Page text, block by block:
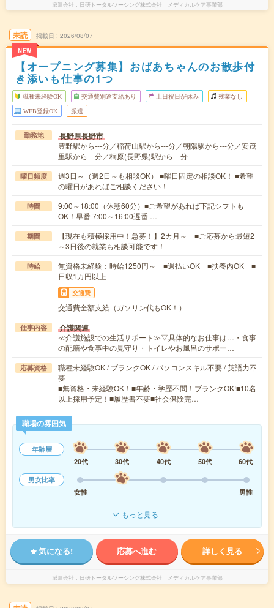
派遣会社 日研トータルソーシング株式会社 メディカルケア事業部
未読
NEW
掲載日 2026/08/07
【オープニング募集】おばあちゃんのお散歩付
き添いも仕事の1つ
職種未経験OK 交通費別途支給あり 土日祝日が休み 残業なし
WEB登録OK 派遣
勤務地 長野県長野市
豊野駅から---分／稲荷山駅から---分／朝陽駅から---分／安茂
里駅から---分／桐原(長野県)駅から---分
曜日頻度
週3日～（週2日～も相談OK） ■曜日固定の相談OK！ ■希望
の曜日があればご相談ください！
時間
9:00～18:00（休憩60分）■ご希望があれば下記シフトも
OK！早番 7:00～16:00遅番 …
期間
【現在も積極採用中！急募！】2カ月～ ■ご応募から最短2
～3日後の就業も相談可能です！
時給
無資格未経験：時給1250円～ ■週払いOK ■扶養内OK ■
日収1万円以上
交通費
交通費全額支給（ガソリン代もOK！）
仕事内容 介護関連
≪介護施設での生活サポート≫▽具体的なお仕事は…・食事
の配膳や食事中の見守り・トイレやお風呂のサポー…
応募資格
職種未経験OK / ブランクOK / パソコンスキル不要 / 英語力不
要
■無資格・未経験OK！■年齢・学歴不問！ブランクOK!■10名
以上採用予定！■履歴書不要■社会保険完…
職場の雰囲気
年齢層
20代
30代 40代 50代
60代
男女比率
女性
男性
もっと見る
気になる! 応募へ進む 詳しく見る
派遣会社 日研トータルソーシング株式会社 メディカルケア事業部